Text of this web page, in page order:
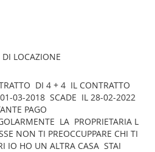
LOCAZIONE
DI 4 + 4 IL CONTRATTO
01-03-2018 SCADE IL 28-02-2022
PAGO
LA PROPRIETARIA L
NON TI PREOCCUPPARE CHI TI
IO HO UN ALTRA CASA STAI